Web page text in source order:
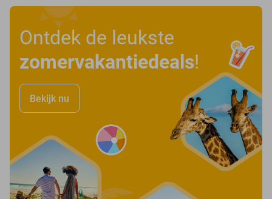
Ontdek de leukste
zomervakantiedeals!
Bekijk nu